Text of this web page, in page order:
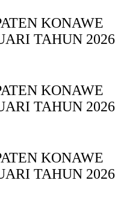
KONAWE
TAHUN 2026
KONAWE
TAHUN 2026
KONAWE
TAHUN 2026